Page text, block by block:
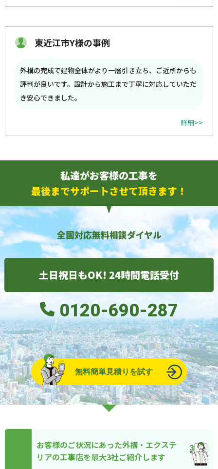
東近江市Y様の事例
外構の完成で建物全体がより一層引き立ち、ご近所からも
評判が良いです。設計から施工まで丁寧に対応していただ
き安心できました。
詳細>>
私達がお客様の工事を
最後までサポートさせて頂きます！
全国対応無料相談ダイヤル
土日祝日もOK! 24時間電話受付
0120-690-287
無料簡単見積りを試す
お客様のご状況にあった外構・エクステ
リアの工事店を最大3社ご紹介します